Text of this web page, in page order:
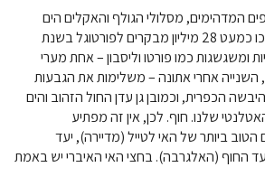
המדהימים, מסלולי הגולף והאקלים הים
תיכוני מעורר הקנאה משכו כמעט 28 מיליון מבקרים לפורטוגל בשנת
ומשגשגות כמו פורטו וליסבון – אחת מערי
השנייה אחרי אתונה – משלימות את הגבעות
הכפרית, וכמובן גן עדן החול הזהוב והים
שלנו. חוף. לכן, אין זה מפתיע
ביותר של האי לטייל (מדיירה), יעד
החוף (האלגרבה). בחצי האי האיברי יש באמת